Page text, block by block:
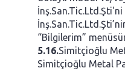
“Bilgilerim”
5.16.Simitçioğlu
Simitçioğlu Metal